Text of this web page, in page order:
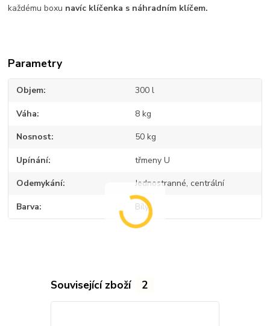
každému boxu navíc klíčenka s náhradním klíčem.
Parametry
Objem 300 l
Váha 8 kg
Nosnost 50 kg
Upínání třmeny U
Odemykání Jednostranné, centrální
Barva Bílý
Související zboží 2